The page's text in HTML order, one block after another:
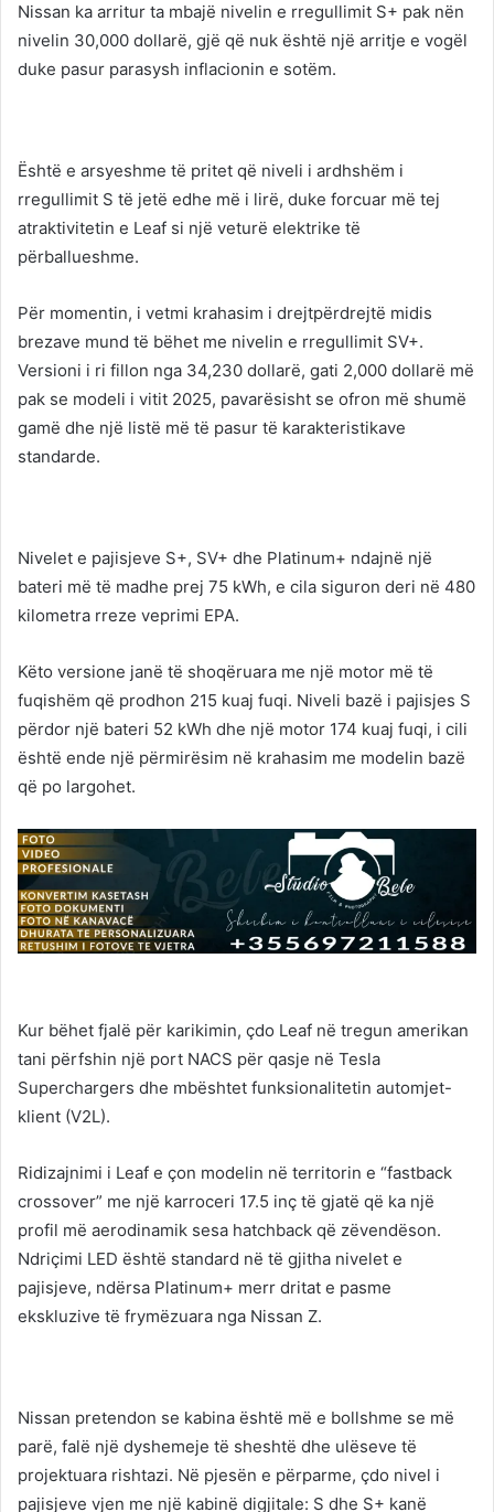
Nissan ka arritur ta mbajë nivelin e rregullimit S+ pak nën
nivelin 30,000 dollarë, gjë që nuk është një arritje e vogël
duke pasur parasysh inflacionin e sotëm.
Është e arsyeshme të pritet që niveli i ardhshëm i
rregullimit S të jetë edhe më i lirë, duke forcuar më tej
atraktivitetin e Leaf si një veturë elektrike të
përballueshme.
Për momentin, i vetmi krahasim i drejtpërdrejtë midis
brezave mund të bëhet me nivelin e rregullimit SV+.
Versioni i ri fillon nga 34,230 dollarë, gati 2,000 dollarë më
pak se modeli i vitit 2025, pavarësisht se ofron më shumë
gamë dhe një listë më të pasur të karakteristikave
standarde.
Nivelet e pajisjeve S+, SV+ dhe Platinum+ ndajnë një
bateri më të madhe prej 75 kWh, e cila siguron deri në 480
kilometra rreze veprimi EPA.
Këto versione janë të shoqëruara me një motor më të
fuqishëm që prodhon 215 kuaj fuqi. Niveli bazë i pajisjes S
përdor një bateri 52 kWh dhe një motor 174 kuaj fuqi, i cili
është ende një përmirësim në krahasim me modelin bazë
që po largohet.
Kur bëhet fjalë për karikimin, çdo Leaf në tregun amerikan
tani përfshin një port NACS për qasje në Tesla
Superchargers dhe mbështet funksionalitetin automjet-
klient (V2L).
Ridizajnimi i Leaf e çon modelin në territorin e “fastback
crossover” me një karroceri 17.5 inç të gjatë që ka një
profil më aerodinamik sesa hatchback që zëvendëson.
Ndriçimi LED është standard në të gjitha nivelet e
pajisjeve, ndërsa Platinum+ merr dritat e pasme
ekskluzive të frymëzuara nga Nissan Z.
Nissan pretendon se kabina është më e bollshme se më
parë, falë një dyshemeje të sheshtë dhe ulëseve të
projektuara rishtazi. Në pjesën e përparme, çdo nivel i
pajisjeve vjen me një kabinë digjitale: S dhe S+ kanë